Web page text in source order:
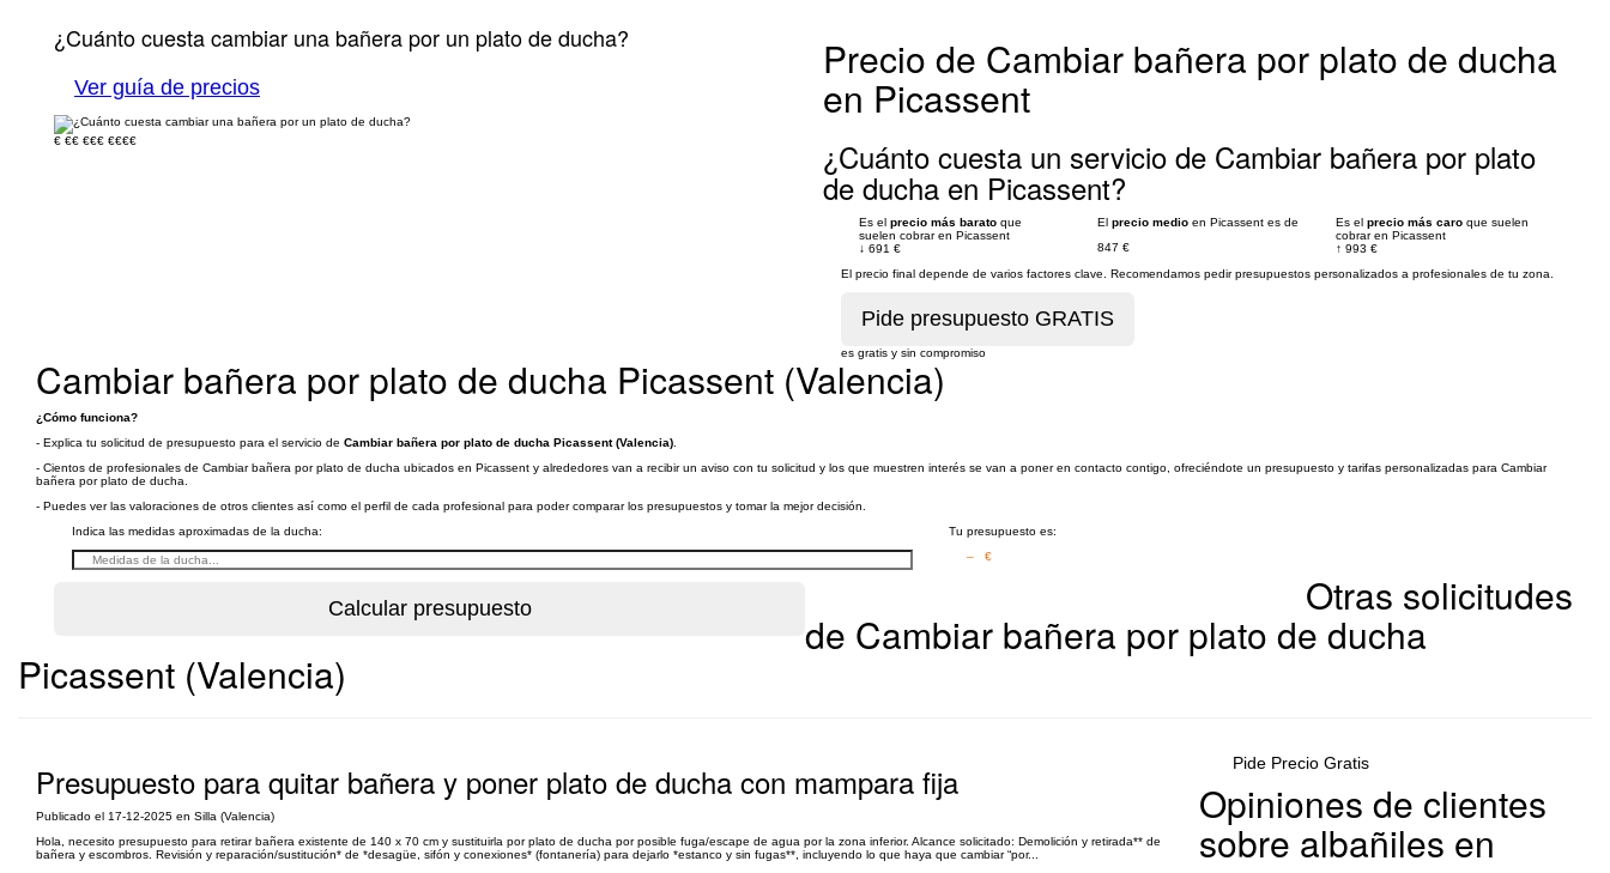
¿Cuánto cuesta cambiar una bañera por un plato de ducha?
Ver guía de precios
€ €€ €€€ €€€€
Precio de Cambiar bañera por plato de ducha
en Picassent
¿Cuánto cuesta un servicio de Cambiar bañera por plato
de ducha en Picassent?
Es el precio más barato que
suelen cobrar en Picassent
↓ 691 €
El precio medio en Picassent es de
847 €
Es el precio más caro que suelen
cobrar en Picassent
↑ 993 €
El precio final depende de varios factores clave. Recomendamos pedir presupuestos personalizados a profesionales de tu zona.
es gratis y sin compromiso
Cambiar bañera por plato de ducha Picassent (Valencia)
¿Cómo funciona?
- Explica tu solicitud de presupuesto para el servicio de Cambiar bañera por plato de ducha Picassent (Valencia)
- Cientos de profesionales de Cambiar bañera por plato de ducha ubicados en Picassent y alrededores van a recibir un aviso con tu solicitud y los que muestren interés se van a poner en contacto contigo, ofreciéndote un presupuesto y tarifas personalizadas para Cambiar
bañera por plato de ducha.
- Puedes ver las valoraciones de otros clientes así como el perfil de cada profesional para poder comparar los presupuestos y tomar la mejor decisión.
Indica las medidas aproximadas de la ducha:
Tu presupuesto es:
– €
Otras solicitudes
de Cambiar bañera por plato de ducha
Picassent (Valencia)
Presupuesto para quitar bañera y poner plato de ducha con mampara fija
Publicado el 17-12-2025 en Silla (Valencia)
Hola, necesito presupuesto para retirar bañera existente de 140 x 70 cm y sustituirla por plato de ducha por posible fuga/escape de agua por la zona inferior. Alcance solicitado: Demolición y retirada** de
bañera y escombros. Revisión y reparación/sustitución* de *desagüe, sifón y conexiones* (fontanería) para dejarlo *estanco y sin fugas**, incluyendo lo que haya que cambiar “por...
Pide Precio Gratis
Opiniones de clientes
sobre albañiles en